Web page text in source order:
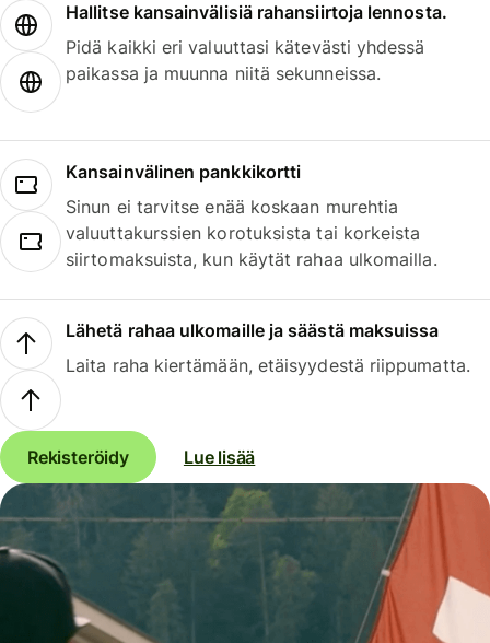
Hallitse kansainvälisiä rahansiirtoja lennosta.
Pidä kaikki eri valuuttasi kätevästi yhdessä
paikassa ja muunna niitä sekunneissa.
Kansainvälinen pankkikortti
Sinun ei tarvitse enää koskaan murehtia
valuuttakurssien korotuksista tai korkeista
siirtomaksuista, kun käytät rahaa ulkomailla.
Lähetä rahaa ulkomaille ja säästä maksuissa
Laita raha kiertämään, etäisyydestä riippumatta.
Rekisteröidy Lue lisää